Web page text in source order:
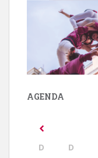
AGENDA
D D